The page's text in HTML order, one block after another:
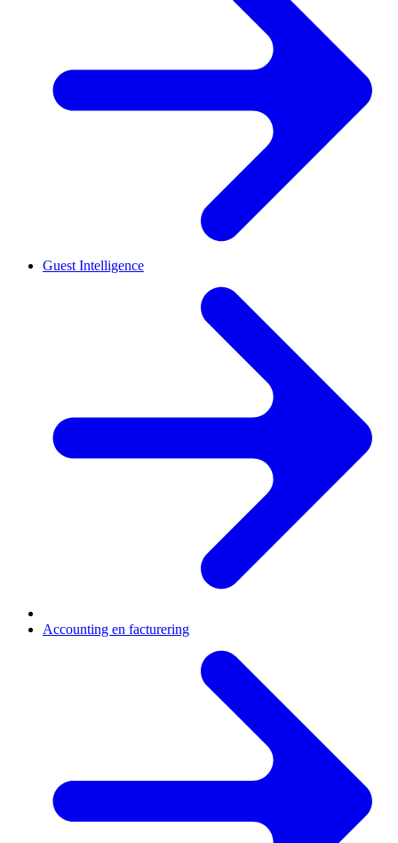
Guest Intelligence
Accounting en facturering